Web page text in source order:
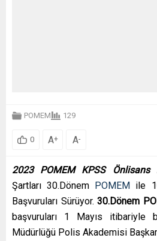
POMEM 129
0 A+ A-
2023 POMEM KPSS Önlisans
Şartları 30.Dönem POMEM ile
Başvuruları Sürüyor.30.Dönem
başvuruları 1 Mayıs itibariyle
Müdürlüğü Polis Akademisi